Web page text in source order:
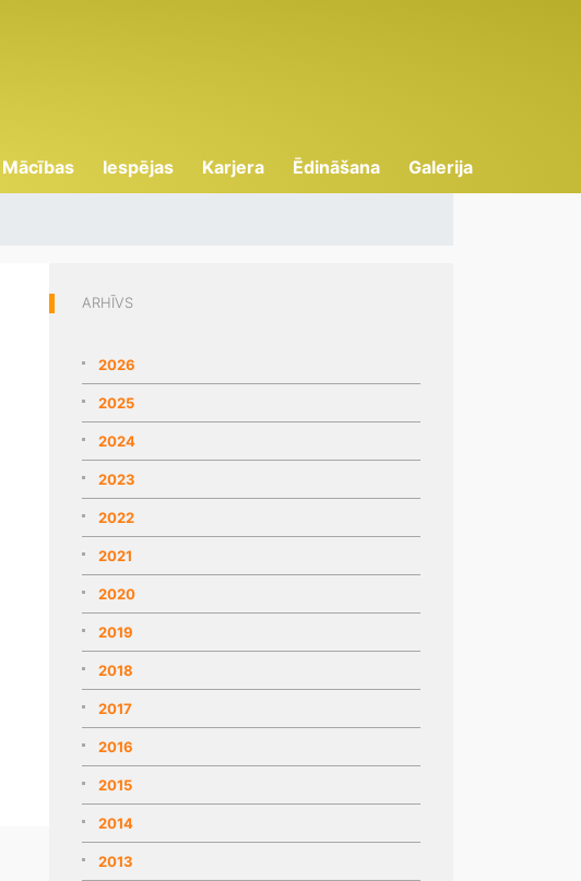
Mācības Iespējas Karjera Ēdināšana Galerija
ARHĪVS
2026
2025
2024
2023
2022
2021
2020
2019
2018
2017
2016
2015
2014
2013